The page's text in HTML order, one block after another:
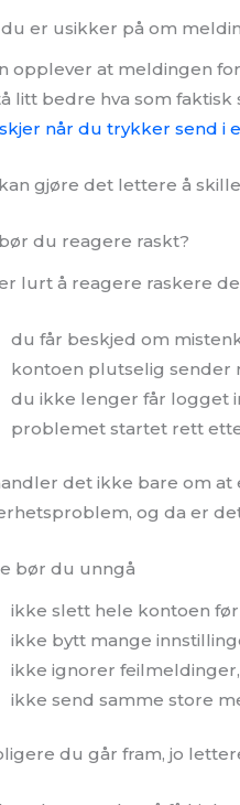
du er usikker på om
opplever at meldingen
litt bedre hva som
når du trykker send i
gjøre det lettere å
du reagere raskt?
lurt å reagere raskere
du får beskjed om
kontoen plutselig sender
du ikke lenger får logget
problemet startet rett
det ikke bare om
og da er
bør du unngå
ikke slett hele kontoen
ikke bytt mange
ikke ignorer
ikke send samme store
du går fram, jo